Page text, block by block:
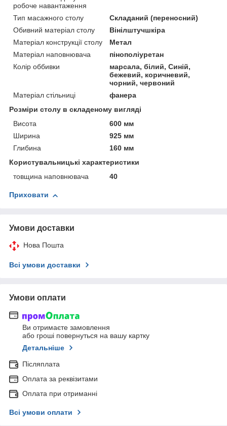
робоче навантаження
Тип масажного столу
Складаний (переносний)
Обивний матеріал столу
Вінілштучшкіра
Матеріал конструкції столу
Метал
Матеріал наповнювача
пінополіуретан
Колір оббивки
марсала, білий, Синій,
бежевий, коричневий,
чорний, червоний
Матеріал стільниці
фанера
Розміри столу в складеному вигляді
Висота
600 мм
Ширина
925 мм
Глибина
160 мм
Користувальницькі характеристики
товщина наповнювача
40
Приховати
Умови доставки
Нова Пошта
Всі умови доставки
Умови оплати
Ви отримаєте замовлення
або гроші повернуться на вашу картку
Детальніше
Післяплата
Оплата за реквізитами
Оплата при отриманні
Всі умови оплати